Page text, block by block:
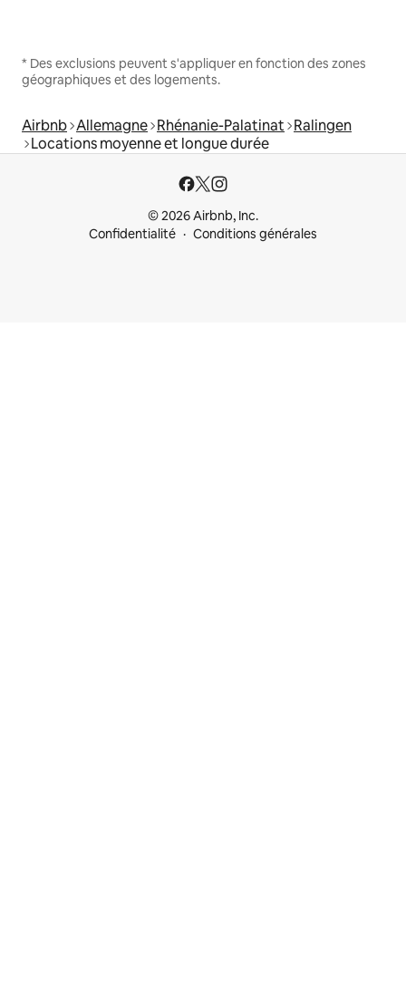
* Des exclusions peuvent s'appliquer en fonction des zones
géographiques et des logements.
Airbnb Allemagne Rhénanie-Palatinat Ralingen
Locations moyenne et longue durée
© 2026 Airbnb, Inc.
Confidentialité
Conditions générales